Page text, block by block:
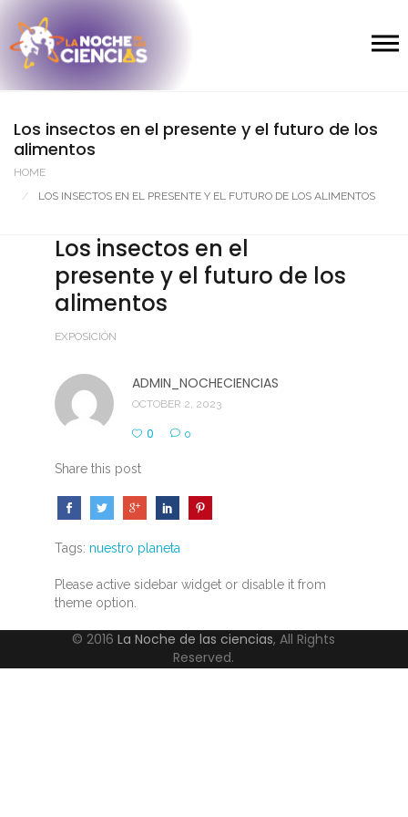
Los insectos en el presente y el futuro de los
alimentos
HOME
LOS INSECTOS EN EL PRESENTE Y EL FUTURO DE LOS ALIMENTOS
Los insectos en el
presente y el futuro de los
alimentos
EXPOSICIÓN
ADMIN_NOCHECIENCIAS
OCTOBER 2, 2023
0 0
Share this post
Tags: nuestro planeta
Please active sidebar widget or disable it from
theme option.
© 2016La Noche de las ciencias, All Rights
Reserved.